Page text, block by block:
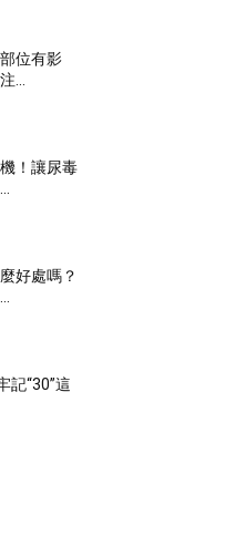
位有影
...
！讓尿毒
好處嗎？
記“30”這